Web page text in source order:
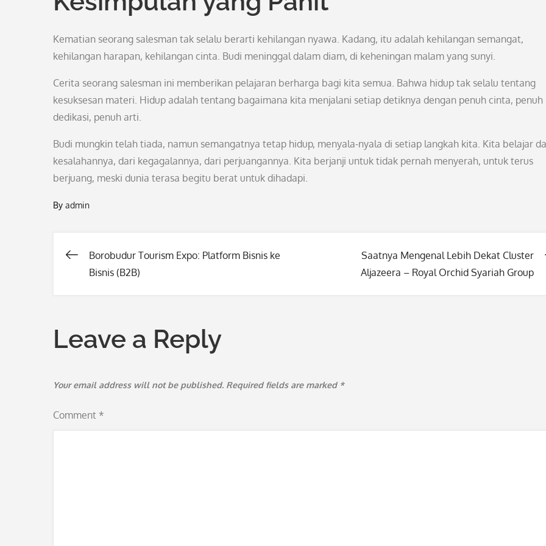
Kematian seorang salesman tak selalu berarti kehilangan nyawa. Kadang, itu adalah kehilangan semangat,
kehilangan harapan, kehilangan cinta. Budi meninggal dalam diam, di keheningan malam yang sunyi.
Cerita seorang salesman ini memberikan pelajaran berharga bagi kita semua. Bahwa hidup tak selalu tentang
kesuksesan materi. Hidup adalah tentang bagaimana kita menjalani setiap detiknya dengan penuh cinta, penuh
dedikasi, penuh arti.
Budi mungkin telah tiada, namun semangatnya tetap hidup, menyala-nyala di setiap langkah kita. Kita belajar
kesalahannya, dari kegagalannya, dari perjuangannya. Kita berjanji untuk tidak pernah menyerah, untuk terus
berjuang, meski dunia terasa begitu berat untuk dihadapi.
By admin
Post
Borobudur Tourism Expo: Platform Bisnis ke
Bisnis (B2B)
Saatnya Mengenal Lebih Dekat Cluster
Aljazeera – Royal Orchid Syariah Group
Leave a Reply
Your email address will not be published. Required fields are marked *
Comment *